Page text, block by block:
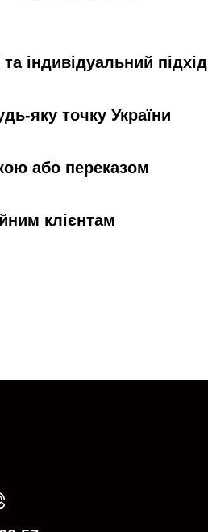
індивідуальний підхід
яку точку України
або переказом
клієнтам